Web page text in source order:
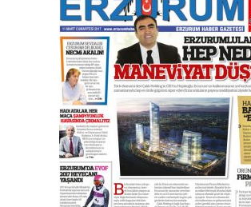
Esat BİNDESEN
Başkan Sekmen’den Erzurum’a
bir vizyon proje daha!
02 Ağustos 2026 Pazar
Kadir SABUNCUOĞLU
Erzurumspor’un köşe taşları
29 Haziran 2026 Pazartesi
Kenan GÜLERCİ